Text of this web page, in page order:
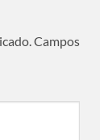
Campos